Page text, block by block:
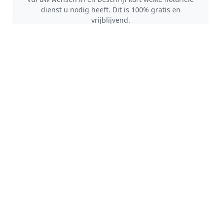
dienst u nodig heeft. Dit is 100% gratis en
vrijblijvend.